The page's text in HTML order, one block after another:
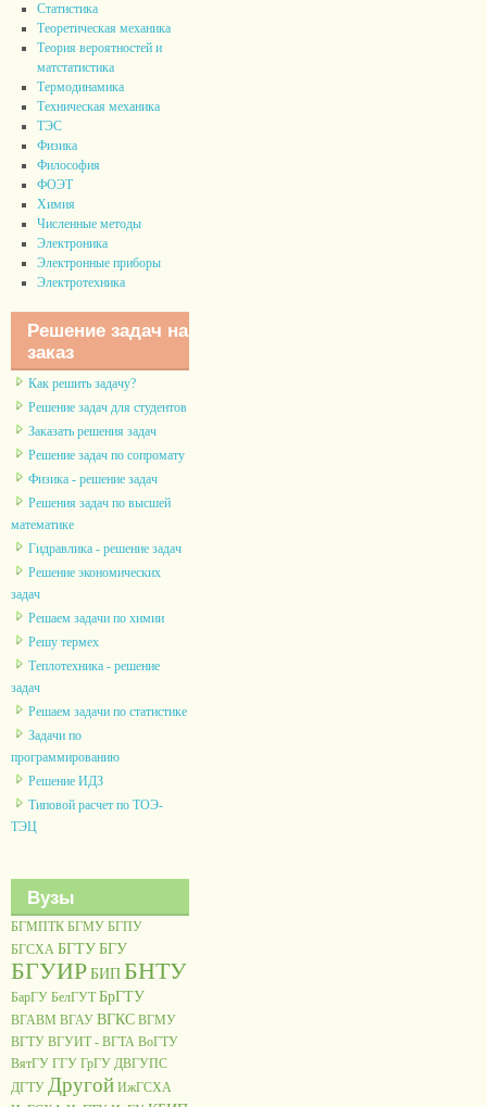
Статистика
Теоретическая механика
Теория вероятностей и
матстатистика
Термодинамика
Техническая механика
ТЭС
Физика
Философия
ФОЭТ
Химия
Численные методы
Электроника
Электронные приборы
Электротехника
Решение задач на
заказ
Как решить задачу?
Решение задач для студентов
Заказать решения задач
Решение задач по сопромату
Физика - решение задач
Решения задач по высшей
математике
Гидравлика - решение задач
Решение экономических
задач
Решаем задачи по химии
Решу термех
Теплотехника - решение
задач
Решаем задачи по статистике
Задачи по
программированию
Решение ИДЗ
Типовой расчет по ТОЭ-
ТЭЦ
Вузы
БГМПТК БГМУ БГПУ
БГСХА БГТУБГУ
БГУИРБИПБНТУ
БарГУ БелГУТ БрГТУ
ВГАВМ ВГАУ ВГКС ВГМУ
ВГТУ ВГУИТ - ВГТА ВоГТУ
ВятГУ ГГУ ГрГУ ДВГУПС
ДГТУ Другой ИжГСХА